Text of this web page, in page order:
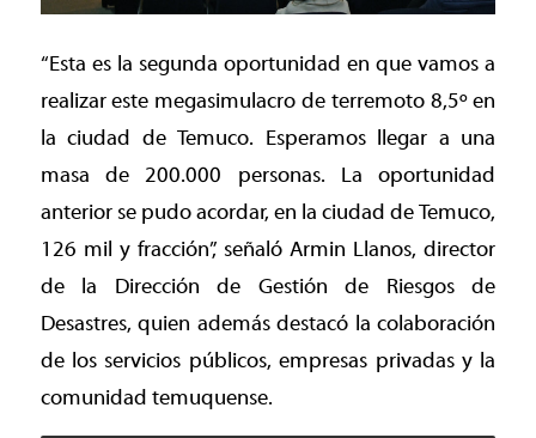
“Esta es la segunda oportunidad en que vamos a
realizar este megasimulacro de terremoto 8,5º en
la ciudad de Temuco. Esperamos llegar a una
masa de 200.000 personas. La oportunidad
anterior se pudo acordar, en la ciudad de Temuco,
126 mil y fracción”, señaló Armin Llanos, director
de la Dirección de Gestión de Riesgos de
Desastres, quien además destacó la colaboración
de los servicios públicos, empresas privadas y la
comunidad temuquense.